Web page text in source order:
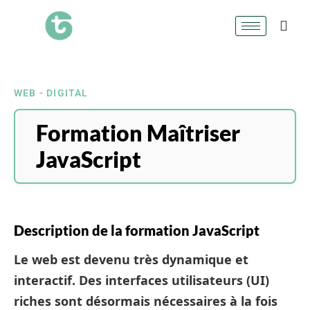
WEB - DIGITAL
Formation Maîtriser
JavaScript
Description de la formation JavaScript
Le web est devenu très dynamique et
interactif. Des interfaces utilisateurs (UI)
riches sont désormais nécessaires à la fois